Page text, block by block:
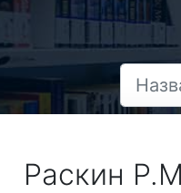
Раскин